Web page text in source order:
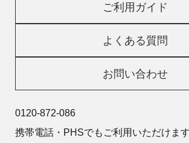
ご利用ガイド
よくある質問
お問い合わせ
0120-872-086
携帯電話・PHSでもご利用いただけます